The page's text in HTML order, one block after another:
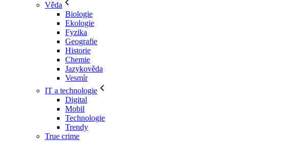
Věda
Biologie
Ekologie
Fyzika
Geografie
Historie
Chemie
Jazykověda
Vesmír
IT a technologie
Digital
Mobil
Technologie
Trendy
True crime